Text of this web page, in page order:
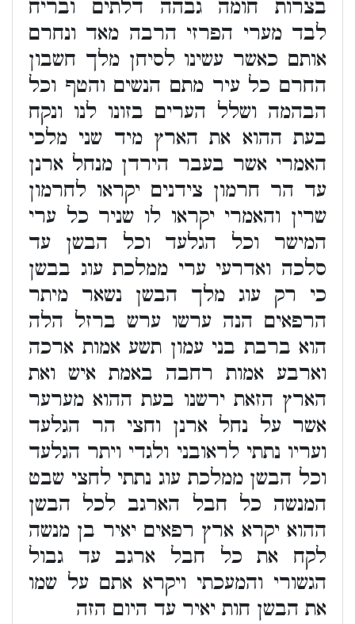
בצרות חומה גבהה דלתים ובריח
לבד מערי הפרזי הרבה מאד ונחרם
אותם כאשר עשינו לסיחן מלך חשבון
החרם כל עיר מתם הנשים והטף וכל
הבהמה ושלל הערים בזונו לנו ונקח
בעת ההוא את הארץ מיד שני מלכי
האמרי אשר בעבר הירדן מנחל ארנן
עד הר חרמון צידנים יקראו לחרמון
שרין והאמרי יקראו לו שניר כל ערי
המישר וכל הגלעד וכל הבשן עד
סלכה ואדרעי ערי ממלכת עוג בבשן
כי רק עוג מלך הבשן נשאר מיתר
הרפאים הנה ערשו ערש ברזל הלה
הוא ברבת בני עמון תשע אמות ארכה
וארבע אמות רחבה באמת איש ואת
הארץ הזאת ירשנו בעת ההוא מערער
אשר על נחל ארנן וחצי הר הגלעד
ועריו נתתי לראובני ולגדי ויתר הגלעד
וכל הבשן ממלכת עוג נתתי לחצי שבט
המנשה כל חבל הארגב לכל הבשן
ההוא יקרא ארץ רפאים יאיר בן מנשה
לקח את כל חבל ארגב עד גבול
הגשורי והמעכתי ויקרא אתם על שמו
את הבשן חות יאיר עד היום הזה